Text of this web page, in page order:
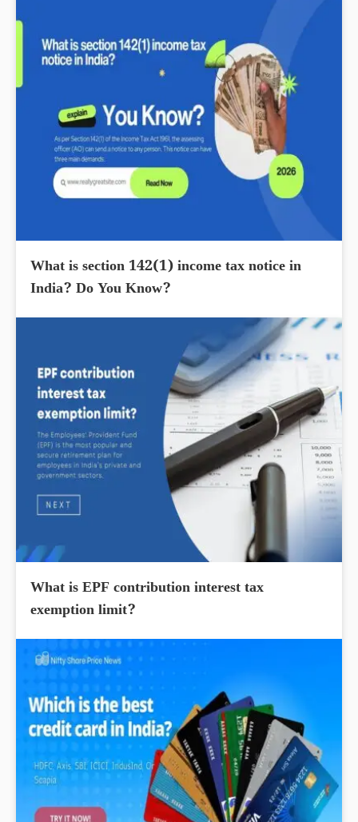
What is section 142(1) income tax notice in
India? Do You Know?
What is EPF contribution interest tax
exemption limit?